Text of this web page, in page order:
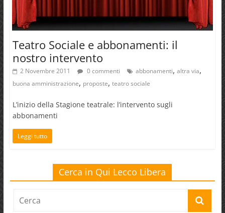
Teatro Sociale e abbonamenti: il
nostro intervento
2 Novembre 2011 0 commenti abbonamenti, altra via,
buona amministrazione, proposte, teatro sociale
L’inizio della Stagione teatrale: l’intervento sugli
abbonamenti
Leggi tutto
Cerca in Qui Lecco Libera